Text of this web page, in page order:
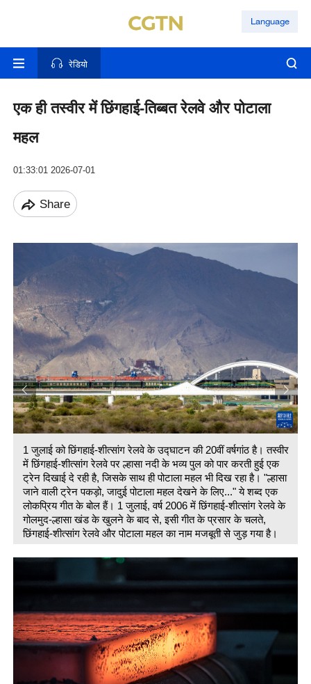
Language
रेडियो
एक ही तस्वीर में छिंगहाई-तिब्बत रेलवे और पोटाला
महल
01:33:01 2026-07-01
Share
1 जुलाई को छिंगहाई-शीत्सांग रेलवे के उद्घाटन की 20वीं वर्षगांठ है। तस्वीर
में छिंगहाई-शीत्सांग रेलवे पर ल्हासा नदी के भव्य पुल को पार करती हुई एक
ट्रेन दिखाई दे रही है, जिसके साथ ही पोटाला महल भी दिख रहा है। "ल्हासा
जाने वाली ट्रेन पकड़ो, जादुई पोटाला महल देखने के लिए..." ये शब्द एक
लोकप्रिय गीत के बोल हैं। 1 जुलाई, वर्ष 2006 में छिंगहाई-शीत्सांग रेलवे के
गोलमुद-ल्हासा खंड के खुलने के बाद से, इसी गीत के प्रसार के चलते,
छिंगहाई-शीत्सांग रेलवे और पोटाला महल का नाम मजबूती से जुड़ गया है।